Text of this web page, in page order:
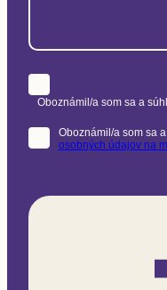
Oboznámil/a som sa a
Oboznámil/a som sa
osobných údajov na